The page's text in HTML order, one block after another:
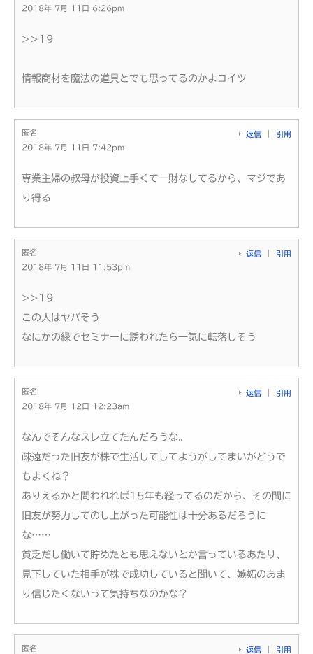
2018年 7月 11日 6:26pm
>>19
情報商材を魔法の道具とでも思ってるのかよコイツ
匿名
2018年 7月 11日 7:42pm
返信 引用
専業主婦の叔母が投資上手くて一財なしてるから、マジであ
り得る
匿名
2018年 7月 11日 11:53pm
返信 引用
>>19
この人はヤバそう
なにかの縁でセミナーに誘われたら一気に転落しそう
匿名
2018年 7月 12日 12:23am
返信 引用
なんでそんなスレ立てたんだろうな。
疎遠だった旧友が株で生活してしてようがしてまいがどうで
もよくね？
ありえるかと問われれば15年も経ってるのだから、その間に
旧友が努力してのし上がった可能性は十分あるだろうに
な……
貧乏だし働いて貯めたとも思えないとか言っているあたり、
見下していた相手が株で成功していると聞いて、嫉妬のあま
り信じたくないって気持ちなのかな？
匿名
返信 引用